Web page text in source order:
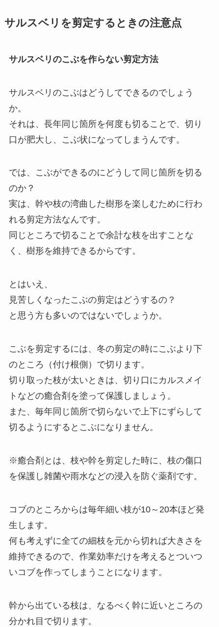
サルスベリを剪定するときの注意点
サルスベリのこぶを作らない剪定方法
サルスベリのこぶはどうしてできるのでしょう
か。
それは、長年同じ箇所を何度も切ることで、切り
口が肥大し、こぶ状になってしまうんです。
では、こぶができるのにどうして同じ箇所を切る
のか？
実は、幹や枝の湾曲した樹形を楽しむために行わ
れる剪定方法なんです。
同じところで切ることで余計な枝を出すことな
く、樹形を維持できるからです。
とはいえ、
見苦しくなったこぶの剪定はどうするの？
と思う方も多いのではないでしょうか。
こぶを剪定するには、冬の剪定の時にこぶより下
のところ（付け根側）で切ります。
切り取った枝が太いときは、切り口にカルスメイ
トなどの癒合剤を塗って保護しましょう。
また、毎年同じ箇所で切らないで上下にずらして
切るようにするとこぶになりません。
※癒合剤とは、枝や幹を剪定した時に、枝の傷口
を保護し雑菌や雨水などの浸入を防ぐ薬剤です。
コブのところからは毎年細い枝が10～20本ほど発
生します。
何も考えずに全ての細枝を元から切れば大きさを
維持できるので、作業効率だけを考えるとついつ
いコブを作ってしまうことになります。
幹から出ている枝は、なるべく幹に近いところの
分かれ目で切ります。